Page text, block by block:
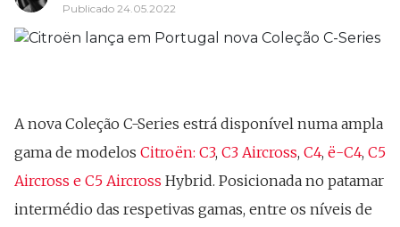
Publicado 24.05.2022
A nova Coleção C-Series estrá disponível numa ampla
gama de modelos Citroën: C3, C3 Aircross, C4, ë-C4, C5
Aircross e C5 Aircross Hybrid. Posicionada no patamar
intermédio das respetivas gamas, entre os níveis de